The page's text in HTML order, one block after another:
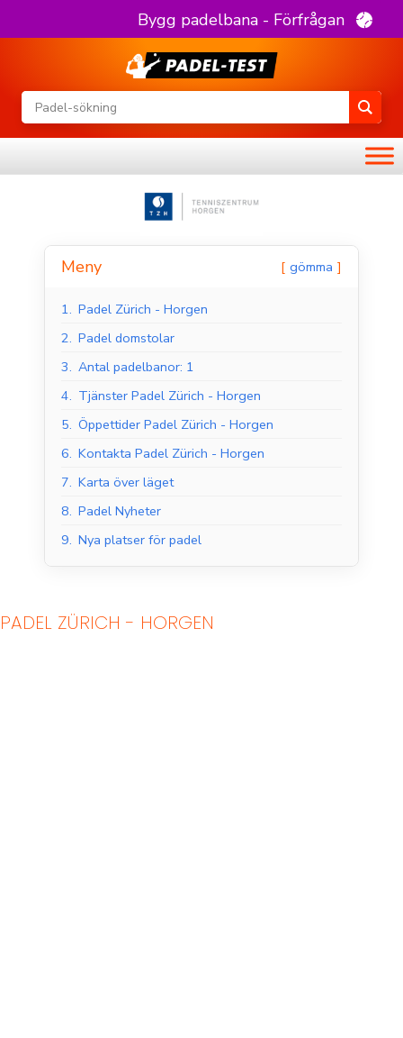
Bygg padelbana - Förfrågan
Meny gömma
1. Padel Zürich - Horgen
2. Padel domstolar
3. Antal padelbanor: 1
4. Tjänster Padel Zürich - Horgen
5. Öppettider Padel Zürich - Horgen
6. Kontakta Padel Zürich - Horgen
7. Karta över läget
8. Padel Nyheter
9. Nya platser för padel
PADEL ZÜRICH - HORGEN